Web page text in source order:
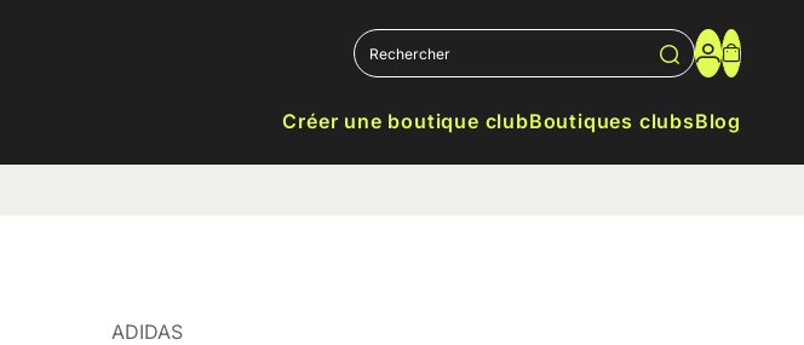
Créer une boutique clubBoutiques clubsBlog
ADIDAS